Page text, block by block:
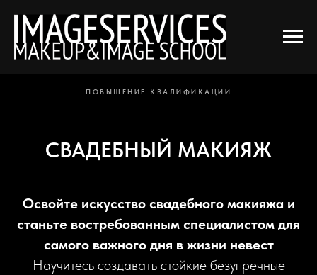
Главная → Курсы → Online-курсы → ЛИФТИНГ
ПОВЫШЕНИЕ КВАЛИФИКАЦИИ
СВАДЕБНЫЙ МАКИЯЖ
Освойте искусство свадебного макияжа и
станьте востребованным специалистом для
самого важного дня в жизни невест
Научитесь создавать стойкие безупречные